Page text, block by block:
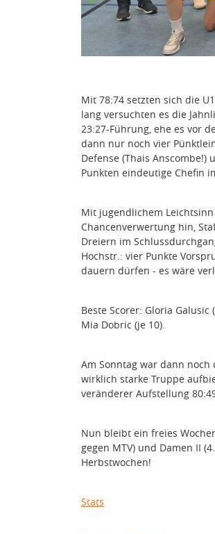
Mit 78:74 setzten sich die
lang versuchten es die
23:27-Führung, ehe es vor
dann nur noch vier
Defense (Thais
Punkten eindeutige Chefin
Mit jugendlichem
Chancenverwertung hin,
Dreiern im
Hochstr.: vier Punkte
dauern dürfen - es wäre
Beste Scorer: Gloria Galusic
Mia Dobric (je 10).
Am Sonntag war dann noch
wirklich starke Truppe
veränderer Aufstellung
Nun bleibt ein freies
gegen MTV) und Damen II
Herbstwochen!
Stats